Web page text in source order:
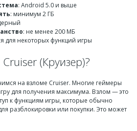
: Android 5.0 и выше
: минимум 2 ГБ
: не менее 200 МБ
для некоторых функций игры
(Круизер)?
на взломе Cruiser. Многие геймеры
для получения максимума. Взлом — это
к функциям игры, которые обычно
разблокировки или покупки. Это может